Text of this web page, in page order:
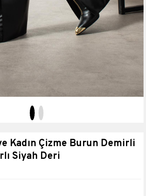
Kadın Çizme Burun Demirli
Siyah Deri